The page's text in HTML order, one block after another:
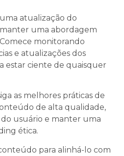
atualização do
uma abordagem
monitorando
e atualizações dos
estar ciente de quaisquer
as melhores práticas de
de alta qualidade,
usuário e manter uma
ética.
para alinhá-lo com